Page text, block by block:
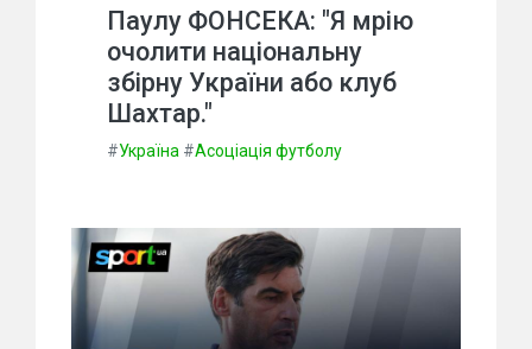
Паулу ФОНСЕКА: "Я мрію
очолити національну
збірну України або клуб
Шахтар."
#Україна #Асоціація футболу